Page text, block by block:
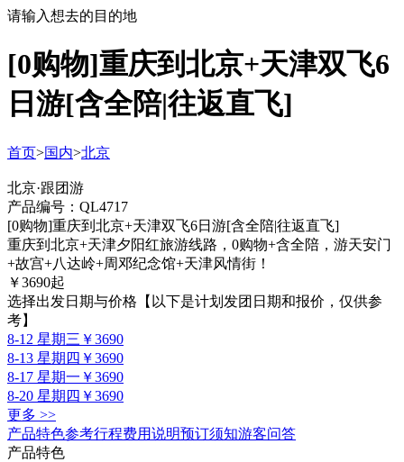
请输入想去的目的地
[0购物]重庆到北京+天津双飞6
日游[含全陪|往返直飞]
首页>国内>北京
北京·跟团游
产品编号：QL4717
[0购物]重庆到北京+天津双飞6日游[含全陪|往返直飞]
重庆到北京+天津夕阳红旅游线路，0购物+含全陪，游天安门
+故宫+八达岭+周邓纪念馆+天津风情街！
￥3690起
选择出发日期与价格 【以下是计划发团日期和报价，仅供参
考】
8-12 星期三 ￥3690
8-13 星期四 ￥3690
8-17 星期一 ￥3690
8-20 星期四 ￥3690
更多 >>
产品特色参考行程费用说明预订须知游客问答
产品特色